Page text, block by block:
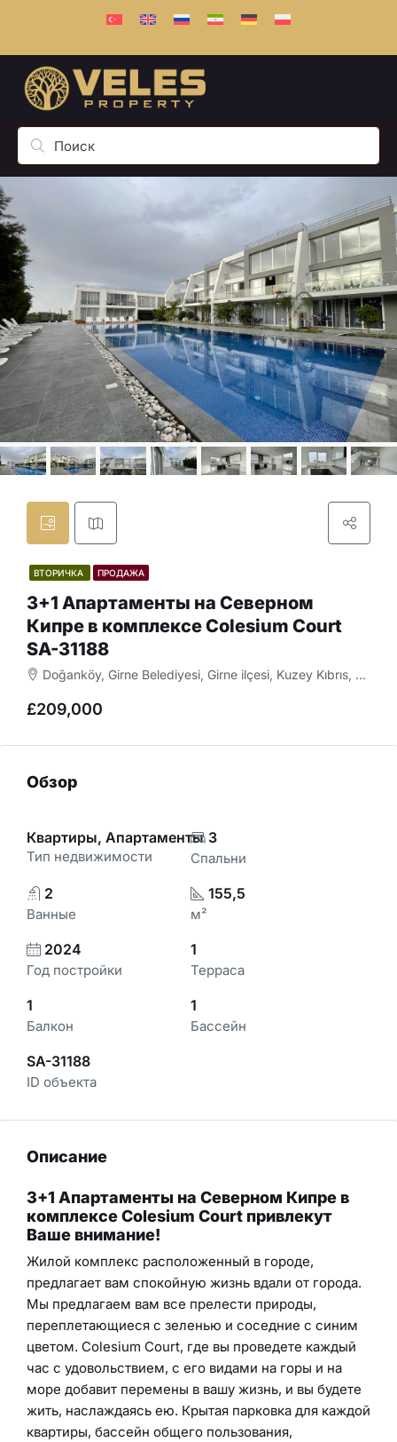
ВТОРИЧКА ПРОДАЖА
3+1 Апартаменты на Северном
Кипре в комплексе Colesium Court
SA-31188
Doğanköy, Girne Belediyesi, Girne ilçesi, Kuzey Kıbrıs, Κύπρος - Kıbrıs
£209,000
Обзор
Квартиры, Апартаменты
Тип недвижимости
3
Спальни
2
Ванные
155,5
м²
2024
Год постройки
1
Терраса
1
Балкон
1
Бассейн
SA-31188
ID объекта
Описание
3+1 Апартаменты на Северном Кипре в
комплексе Colesium Court привлекут
Ваше внимание!
Жилой комплекс расположенный в городе,
предлагает вам спокойную жизнь вдали от города.
Мы предлагаем вам все прелести природы,
переплетающиеся с зеленью и соседние с синим
цветом. Colesium Court, где вы проведете каждый
час с удовольствием, с его видами на горы и на
море добавит перемены в вашу жизнь, и вы будете
жить, наслаждаясь ею. Крытая парковка для каждой
квартиры, бассейн общего пользования,